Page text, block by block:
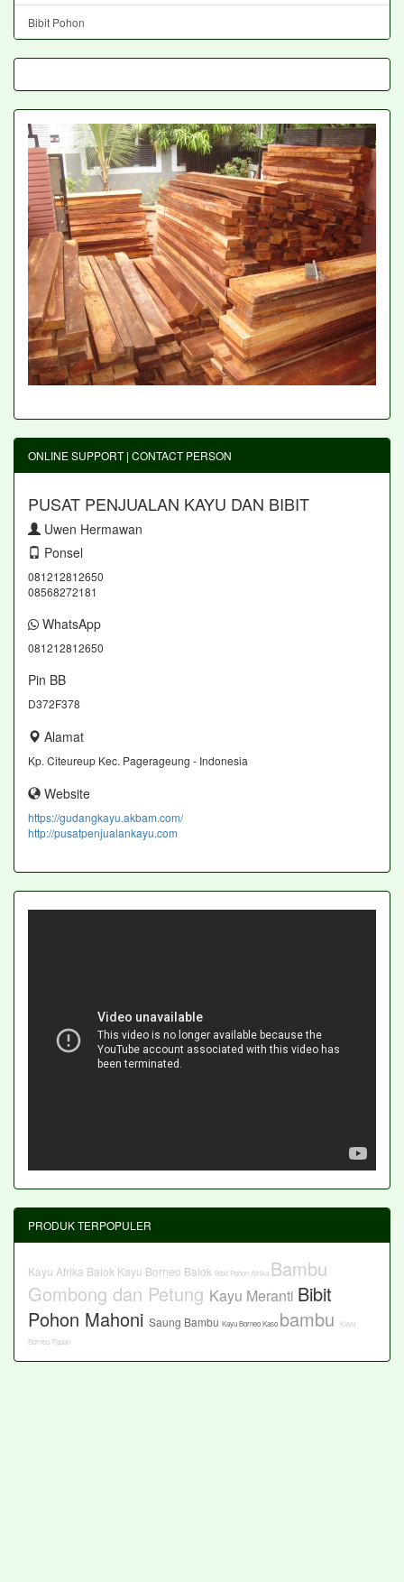
Bibit Pohon
ONLINE SUPPORT | CONTACT PERSON
PUSAT PENJUALAN KAYU DAN BIBIT
Uwen Hermawan
Ponsel
081212812650
08568272181
WhatsApp
081212812650
Pin BB
D372F378
Alamat
Kp. Citeureup Kec. Pagerageung - Indonesia
Website
https://gudangkayu.akbam.com/
http://pusatpenjualankayu.com
PRODUK TERPOPULER
Kayu Afrika Balok Kayu Borneo Balok Bibit Pohon Afrika Bambu
Gombong dan Petung Kayu Meranti Bibit
Pohon Mahoni Saung Bambu Kayu Borneo Kaso bambu
Kayu
Borneo Papan